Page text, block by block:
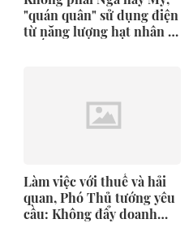
"quán quân" sử dụng điện
từ năng lượng hạt nhân là
Làm việc với thuế và hải
quan, Phó Thủ tướng yêu
cầu: Không đẩy doanh